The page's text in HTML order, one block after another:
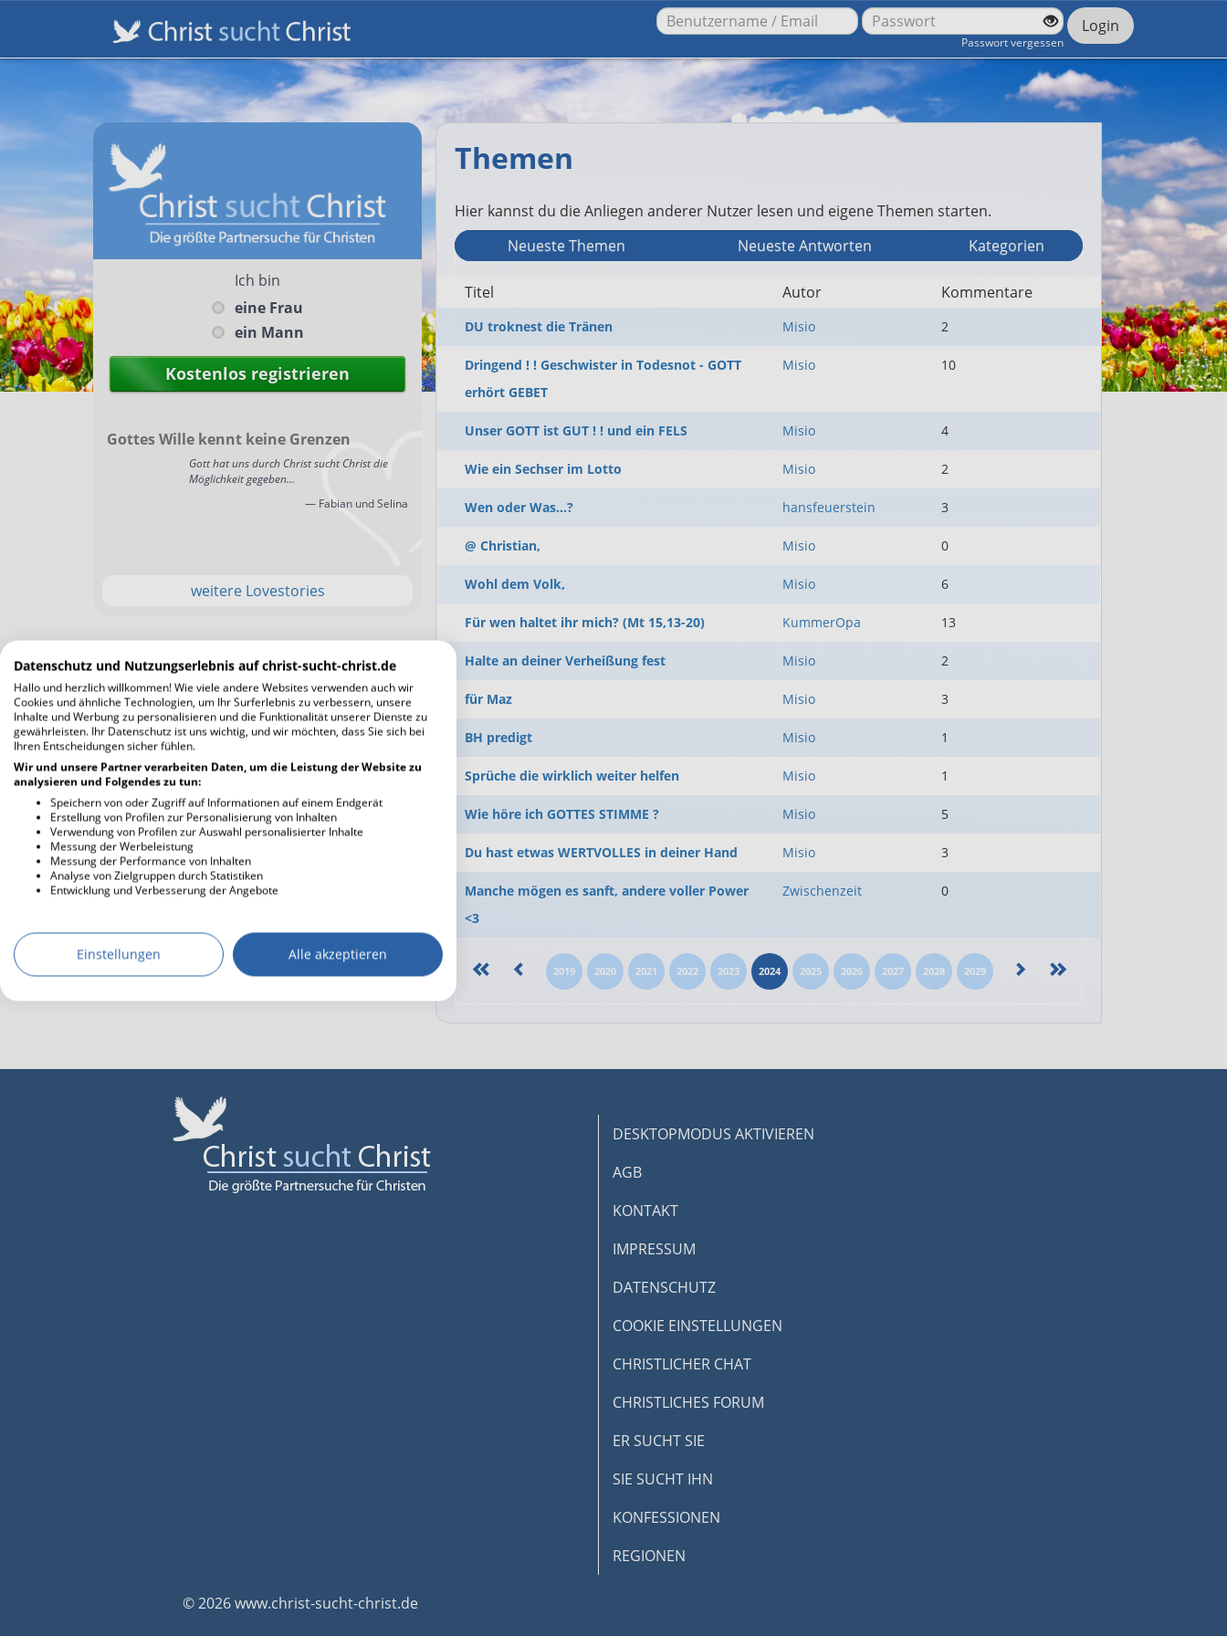
Passwort vergessen
Login
Ich bin
eine Frau
ein Mann
Kostenlos registrieren
Gottes Wille kennt keine Grenzen
Gott hat uns durch Christ sucht Christ die
Möglichkeit gegeben...
— Fabian und Selina
weitere Lovestories
Themen
Hier kannst du die Anliegen anderer Nutzer lesen und eigene Themen starten.
Neueste Themen
Neueste Antworten Kategorien
Titel Autor Kommentare
DU troknest die Tränen Misio 2
Dringend ! ! Geschwister in Todesnot - GOTT
erhört GEBET
Misio 10
Unser GOTT ist GUT ! ! und ein FELS Misio 4
Wie ein Sechser im Lotto Misio 2
Wen oder Was...? hansfeuerstein 3
@ Christian, Misio 0
Wohl dem Volk, Misio 6
Für wen haltet ihr mich? (Mt 15,13-20) KummerOpa 13
Halte an deiner Verheißung fest Misio 2
für Maz Misio 3
BH predigt Misio 1
Sprüche die wirklich weiter helfen Misio 1
Wie höre ich GOTTES STIMME ? Misio 5
Du hast etwas WERTVOLLES in deiner Hand Misio 3
Manche mögen es sanft, andere voller Power
<3
Zwischenzeit 0
2019 2020 2021 2022 2023 2024 2025 2026 2027 2028 2029
DESKTOPMODUS AKTIVIEREN
AGB
KONTAKT
IMPRESSUM
DATENSCHUTZ
COOKIE EINSTELLUNGEN
CHRISTLICHER CHAT
CHRISTLICHES FORUM
ER SUCHT SIE
SIE SUCHT IHN
KONFESSIONEN
REGIONEN
© 2026 www.christ-sucht-christ.de
Datenschutz und Nutzungserlebnis auf christ-sucht-christ.de
Hallo und herzlich willkommen! Wie viele andere Websites verwenden auch wir
Cookies und ähnliche Technologien, um Ihr Surferlebnis zu verbessern, unsere
Inhalte und Werbung zu personalisieren und die Funktionalität unserer Dienste zu
gewährleisten. Ihr Datenschutz ist uns wichtig, und wir möchten, dass Sie sich bei
Ihren Entscheidungen sicher fühlen.
Wir und unsere Partner verarbeiten Daten, um die Leistung der Website zu
analysieren und Folgendes zu tun:
Speichern von oder Zugriff auf Informationen auf einem Endgerät
Erstellung von Profilen zur Personalisierung von Inhalten
Verwendung von Profilen zur Auswahl personalisierter Inhalte
Messung der Werbeleistung
Messung der Performance von Inhalten
Analyse von Zielgruppen durch Statistiken
Entwicklung und Verbesserung der Angebote
Einstellungen Alle akzeptieren